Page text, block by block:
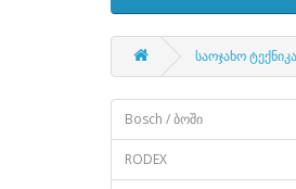
საოჯახო ტექნიკა
Bosch / ბოში
RODEX